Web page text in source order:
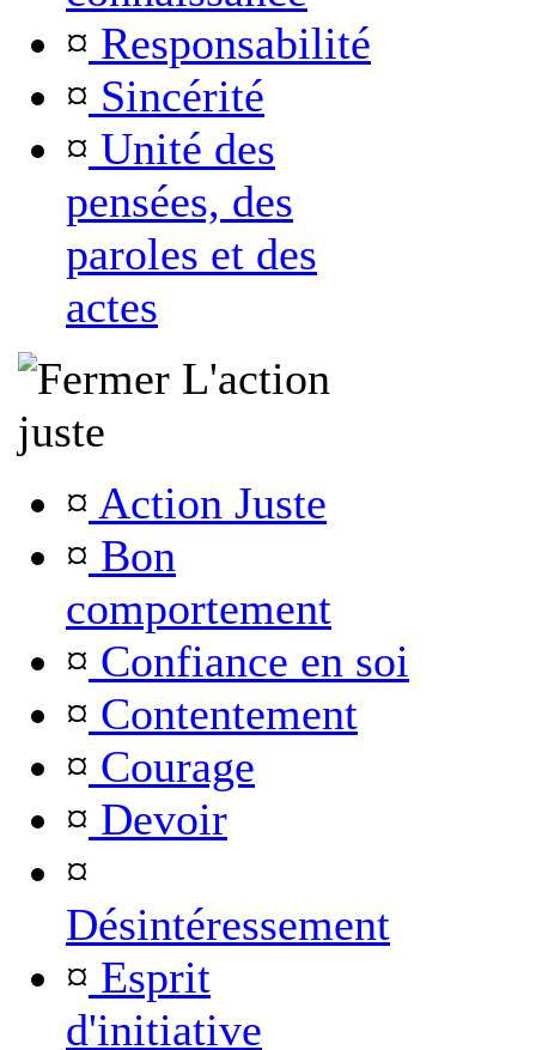
¤ Responsabilité
¤ Sincérité
¤ Unité des
pensées, des
paroles et des
actes
L'action
juste
¤ Action Juste
¤ Bon
comportement
¤ Confiance en soi
¤ Contentement
¤ Courage
¤ Devoir
¤
Désintéressement
¤ Esprit
d'initiative